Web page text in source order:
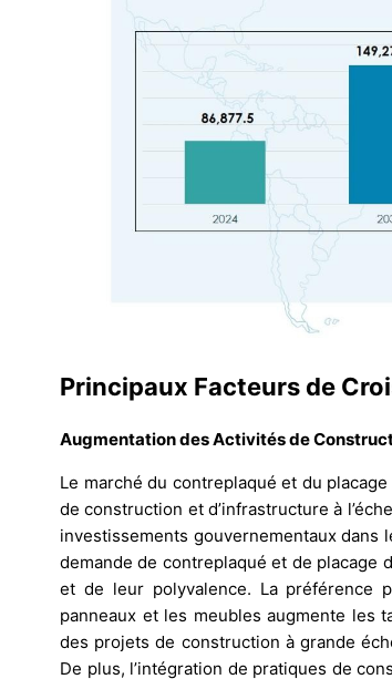
Principaux Facteurs de
Augmentation des Activités de
Le marché du contreplaqué et du
de construction et d’infrastructure à
investissements gouvernementaux
demande de contreplaqué et de
et de leur polyvalence. La préférence
panneaux et les meubles augmente les
des projets de construction à grande
De plus, l’intégration de pratiques de